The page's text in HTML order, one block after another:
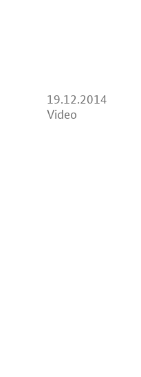
19.12.2014
Video